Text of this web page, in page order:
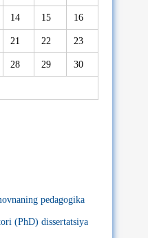
14 15 16
21 22 23
28 29 30
pedagogika
(PhD) dissertatsiya